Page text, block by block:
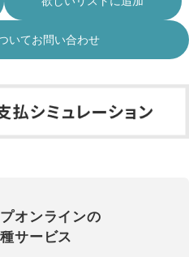
いてお問い合わせ
オンラインの
サービス